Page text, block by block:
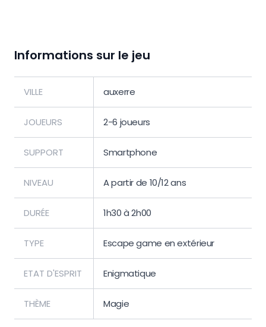
Informations sur le jeu
VILLE auxerre
JOUEURS 2-6 joueurs
SUPPORT Smartphone
NIVEAU A partir de 10/12 ans
DURÉE 1h30 à 2h00
TYPE Escape game en extérieur
ETAT D'ESPRIT Enigmatique
THÈME Magie